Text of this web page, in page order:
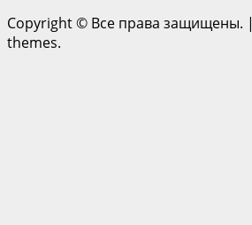
Copyright © Все права защищены. |
themes.